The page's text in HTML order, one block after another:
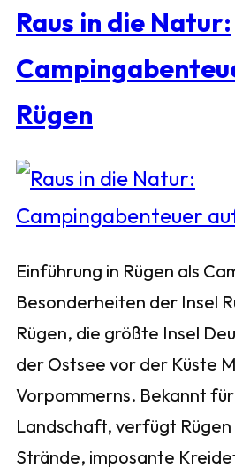
Raus in die Natur:
Rügen
Einführung in Rügen als
Besonderheiten der Insel
Rügen, die größte Insel
der Ostsee vor der Küste
Vorpommerns. Bekannt
Landschaft, verfügt
Strände, imposante